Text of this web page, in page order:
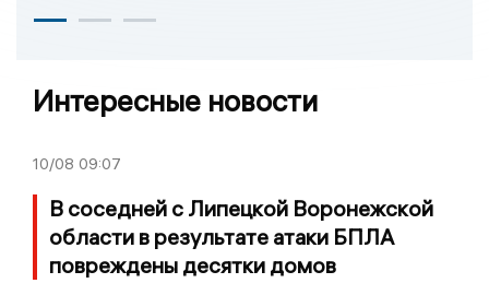
Интересные новости
10/08 09:07
В соседней с Липецкой Воронежской
области в результате атаки БПЛА
повреждены десятки домов